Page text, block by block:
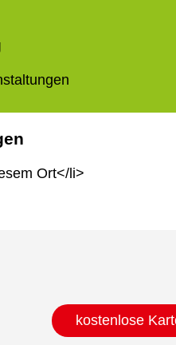
Ort</li>
kostenlose